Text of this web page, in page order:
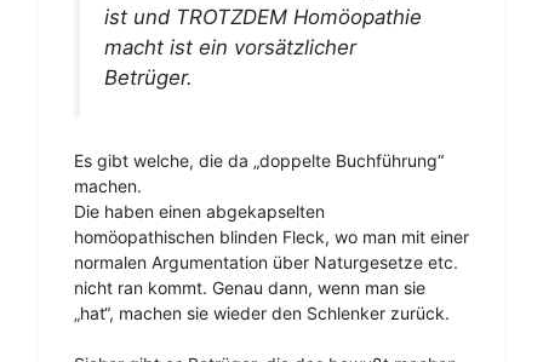
ist und TROTZDEM Homöopathie
macht ist ein vorsätzlicher
Betrüger.
Es gibt welche, die da „doppelte Buchführung“
machen.
Die haben einen abgekapselten
homöopathischen blinden Fleck, wo man mit einer
normalen Argumentation über Naturgesetze etc.
nicht ran kommt. Genau dann, wenn man sie
„hat“, machen sie wieder den Schlenker zurück.